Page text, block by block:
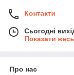
Контакти
Сьогодні
Показати
Про нас